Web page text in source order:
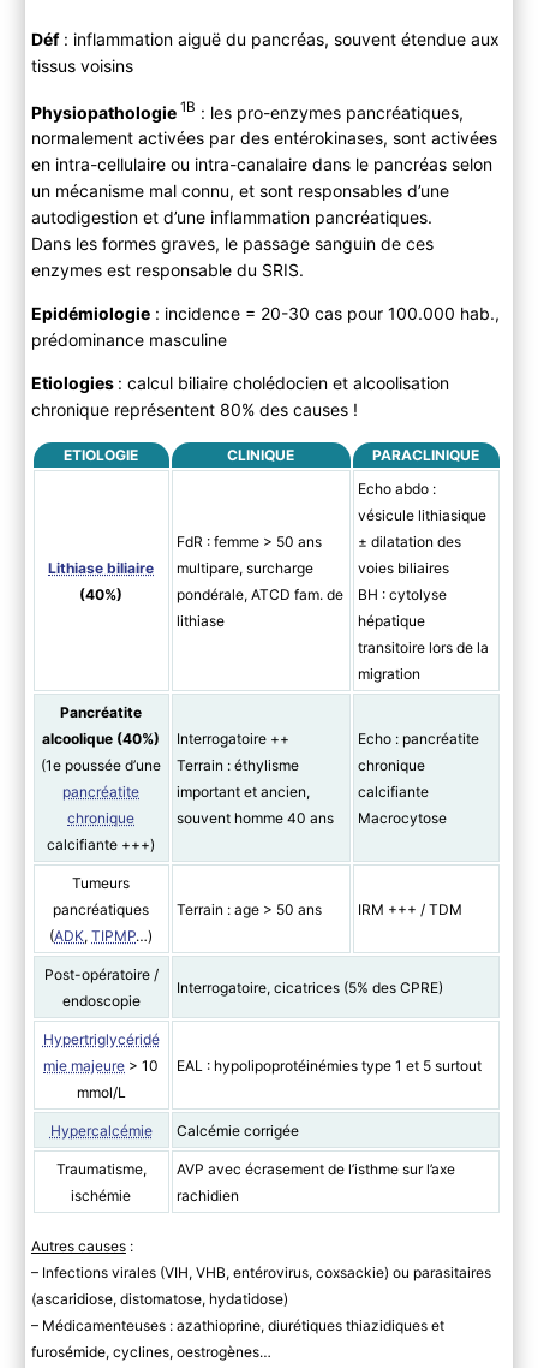
B ) Paraclinique
3) Evolution
A) Histoire naturelle
B) Complications
4) PEC
A ) Bilan
B ) Traitement
Déf: inflammation aiguë du pancréas, souvent étendue aux
tissus voisins
Physiopathologie 1B : les pro-enzymes pancréatiques,
normalement activées par des entérokinases, sont activées
en intra-cellulaire ou intra-canalaire dans le pancréas selon
un mécanisme mal connu, et sont responsables d’une
autodigestion et d’une inflammation pancréatiques.
Dans les formes graves, le passage sanguin de ces
enzymes est responsable du SRIS.
Epidémiologie: incidence = 20-30 cas pour 100.000 hab.,
prédominance masculine
Etiologies : calcul biliaire cholédocien et alcoolisation
chronique représentent 80% des causes !
ETIOLOGIE CLINIQUE PARACLINIQUE
Lithiase biliaire
(40%)
FdR : femme > 50 ans
multipare, surcharge
pondérale, ATCD fam. de
lithiase
Echo abdo :
vésicule lithiasique
± dilatation des
voies biliaires
BH : cytolyse
hépatique
transitoire lors de la
migration
Pancréatite
alcoolique (40%)
(1e poussée d’une
pancréatite
chronique
calcifiante +++)
Interrogatoire ++
Terrain : éthylisme
important et ancien,
souvent homme 40 ans
Echo : pancréatite
chronique
calcifiante
Macrocytose
Tumeurs
pancréatiques
(ADK,TIPMP…)
Terrain : age > 50 ans IRM +++ / TDM
Post-opératoire /
endoscopie
Interrogatoire, cicatrices (5% des CPRE)
Hypertriglycéridé
mie majeure > 10
mmol/L
EAL : hypolipoprotéinémies type 1 et 5 surtout
Hypercalcémie Calcémie corrigée
Traumatisme,
ischémie
AVP avec écrasement de l’isthme sur l’axe
rachidien
Autres causes:
– Infections virales (VIH, VHB, entérovirus, coxsackie) ou parasitaires
(ascaridiose, distomatose, hydatidose)
– Médicamenteuses : azathioprine, diurétiques thiazidiques et
furosémide, cyclines, oestrogènes…